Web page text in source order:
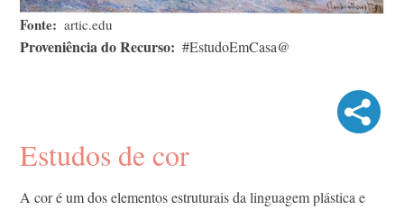
Fonte artic.edu
Proveniência do Recurso #EstudoEmCasa@
Estudos de cor
A cor é um dos elementos estruturais da linguagem plástica e